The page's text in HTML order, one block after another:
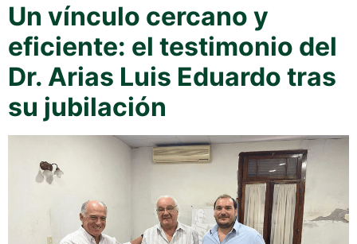
Un vínculo cercano y
eficiente: el testimonio del
Dr. Arias Luis Eduardo tras
su jubilación